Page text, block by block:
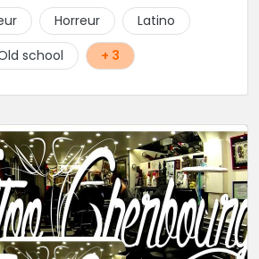
avec précision, et les gens
de loin pour profiter de ces
complétée par Alan qui
et Magali pour le maquillage
Horreur
Latino
school + 3